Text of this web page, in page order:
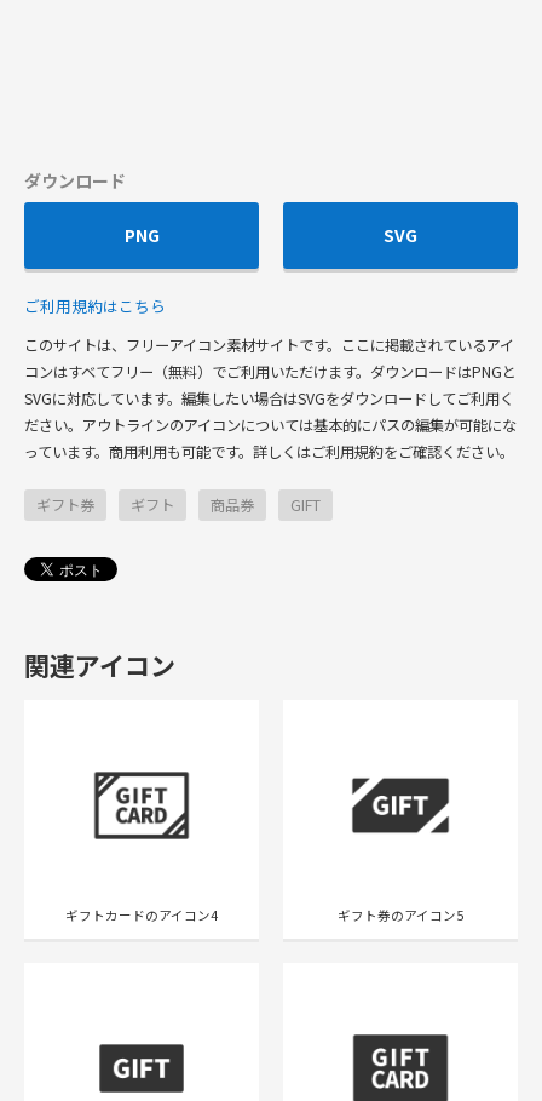
ダウンロード
PNG SVG
ご利用規約はこちら
このサイトは、フリーアイコン素材サイトです。ここに掲載されているアイ
コンはすべてフリー（無料）でご利用いただけます。ダウンロードはPNGと
SVGに対応しています。編集したい場合はSVGをダウンロードしてご利用く
ださい。アウトラインのアイコンについては基本的にパスの編集が可能にな
っています。商用利用も可能です。詳しくはご利用規約をご確認ください。
ギフト券 ギフト 商品券 GIFT
関連アイコン
ギフトカードのアイコン4 ギフト券のアイコン5